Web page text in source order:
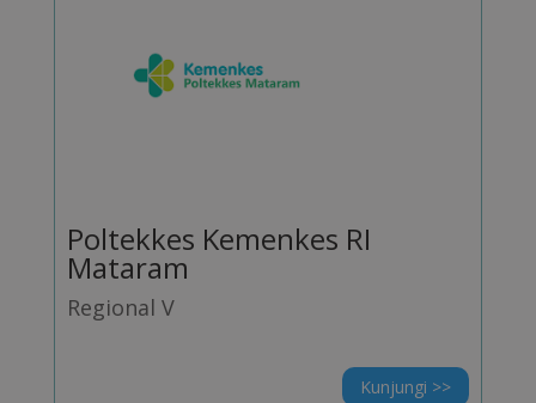
Poltekkes Kemenkes RI
Mataram
Regional V
Kunjungi >>